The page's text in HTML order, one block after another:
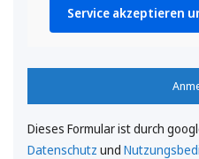
Service akzeptieren
Dieses Formular ist durch
Datenschutz und